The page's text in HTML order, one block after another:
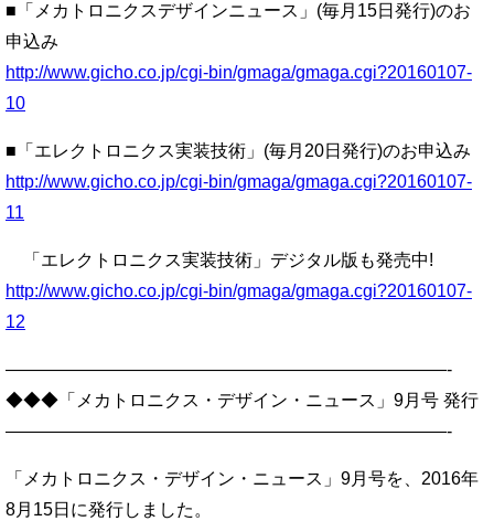
■「メカトロニクスデザインニュース」(毎月15日発行)のお
申込み
http://www.gicho.co.jp/cgi-bin/gmaga/gmaga.cgi?20160107-
10
■「エレクトロニクス実装技術」(毎月20日発行)のお申込み
http://www.gicho.co.jp/cgi-bin/gmaga/gmaga.cgi?20160107-
11
「エレクトロニクス実装技術」デジタル版も発売中!
http://www.gicho.co.jp/cgi-bin/gmaga/gmaga.cgi?20160107-
12
—————————————————————————-
◆◆◆「メカトロニクス・デザイン・ニュース」9月号 発行
—————————————————————————-
「メカトロニクス・デザイン・ニュース」9月号を、2016年
8月15日に発行しました。